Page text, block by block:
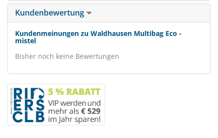
Kundenbewertung
Kundenmeinungen zu Waldhausen Multibag Eco -
mistel
Bisher noch keine Bewertungen